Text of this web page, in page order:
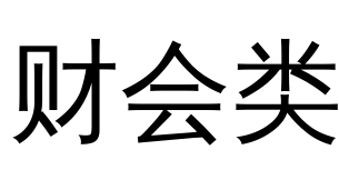
财会类